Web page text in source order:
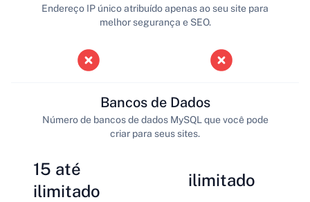
Endereço IP único atribuído apenas ao seu site para
melhor segurança e SEO.
15 até
ilimitado
Bancos de Dados
Número de bancos de dados MySQL que você pode
criar para seus sites.
ilimitado